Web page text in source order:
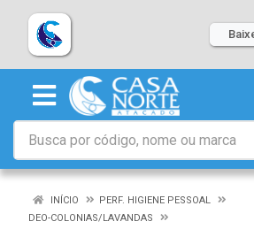
INÍCIO
PERF. HIGIENE PESSOAL
DEO-COLONIAS/LAVANDAS